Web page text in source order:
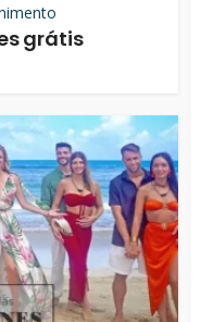
grátis